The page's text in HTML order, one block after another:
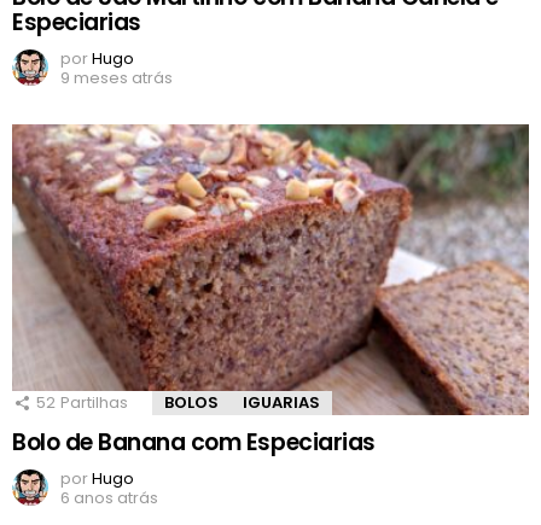
Especiarias
porHugo
9 meses atrás
52 Partilhas BOLOS IGUARIAS
Bolo de Banana com Especiarias
porHugo
6 anos atrás